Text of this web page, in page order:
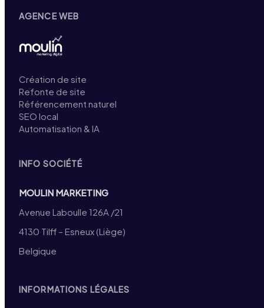
AGENCE WEB
Création de site
Refonte de site
Référencement naturel
SEO local
Automatisation & IA
INFO SOCIÉTÉ
MOULIN MARKETING
Avenue Laboulle 126A /21
4130 Tilff – Esneux (Liège)
Belgique
INFORMATIONS LÉGALES